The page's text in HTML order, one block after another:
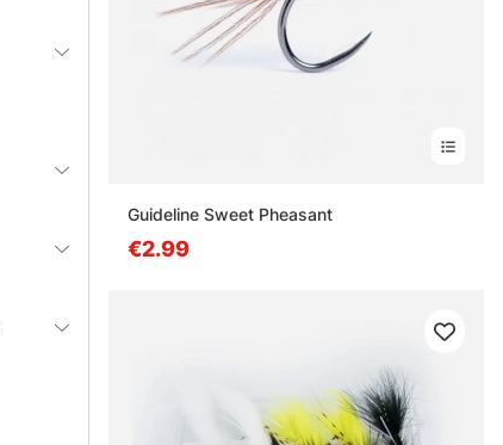
Guideline Sweet Pheasant
€2.99